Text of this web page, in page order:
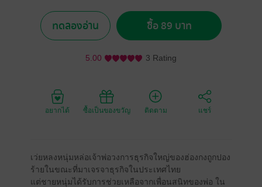
ทดลองอ่าน ซื้อ 89 บาท
5.00 3 Rating
อยากได้ ซื้อเป็นของขวัญ ติดตาม แชร์
เว่ยหลงหนุ่มหล่อเจ้าพ่อวงการธุรกิจใหญ่ของฮ่องกงถูกปอง
ร้ายในขณะที่มาเจรจาธุรกิจในประเทศไทย
แต่ชายหนุ่มได้รับการช่วยเหลือจากเพื่อนสนิทของพ่อ ใน